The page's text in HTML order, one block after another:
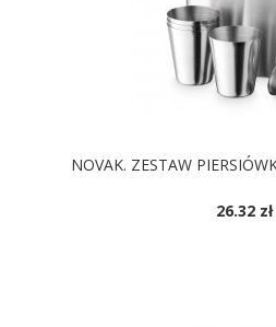
NOVAK. ZESTAW
26.32 zł